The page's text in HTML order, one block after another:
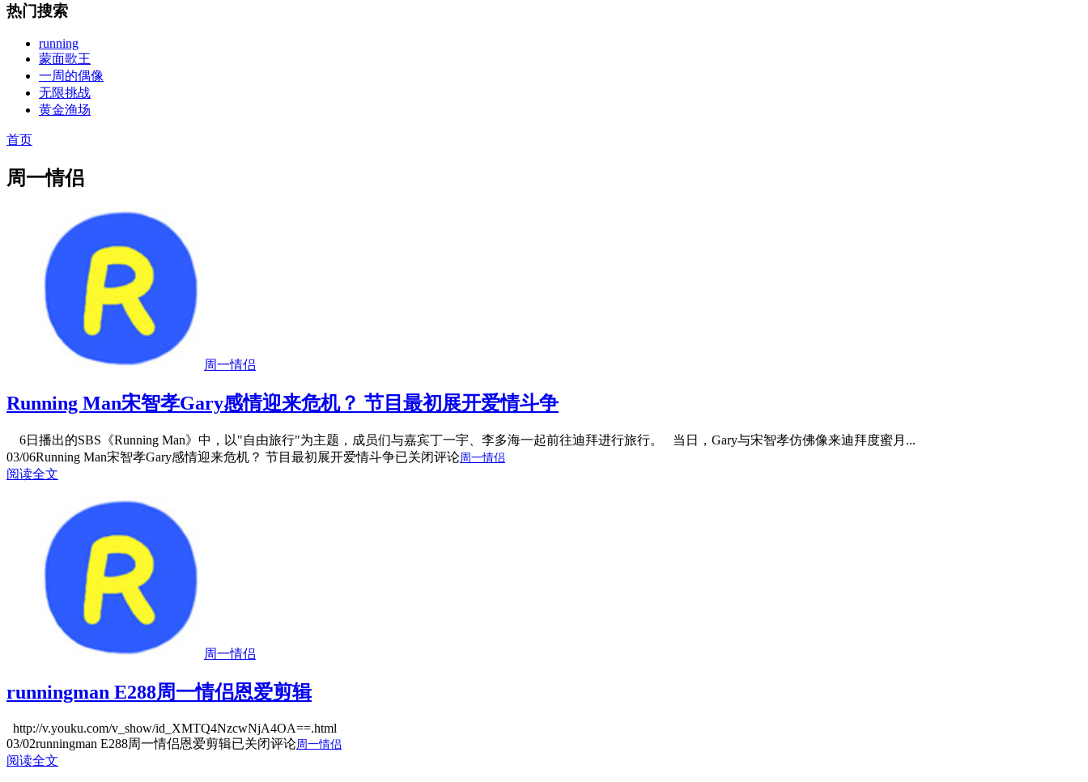
热门搜索
running
蒙面歌王
一周的偶像
无限挑战
黄金渔场
首页
周一情侣
周一情侣
Running Man宋智孝Gary感情迎来危机？ 节目最初展开爱情斗争
6日播出的SBS《Running Man》中，以"自由旅行"为主题，成员们与嘉宾丁一宇、李多海一起前往迪拜进行旅行。 当日，Gary与宋智孝仿佛像来迪拜度蜜月...
03/06Running Man宋智孝Gary感情迎来危机？ 节目最初展开爱情斗争已关闭评论周一情侣
阅读全文
周一情侣
runningman E288周一情侣恩爱剪辑
http://v.youku.com/v_show/id_XMTQ4NzcwNjA4OA==.html
03/02runningman E288周一情侣恩爱剪辑已关闭评论周一情侣
阅读全文